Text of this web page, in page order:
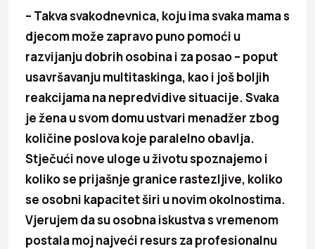
– Takva svakodnevnica, koju ima svaka mama s
djecom može zapravo puno pomoći u
razvijanju dobrih osobina i za posao – poput
usavršavanju multitaskinga, kao i još boljih
reakcijama na nepredvidive situacije. Svaka
je žena u svom domu ustvari menadžer zbog
količine poslova koje paralelno obavlja.
Stječući nove uloge u životu spoznajemo i
koliko se prijašnje granice rastezljive, koliko
se osobni kapacitet širi u novim okolnostima.
Vjerujem da su osobna iskustva s vremenom
postala moj najveći resurs za profesionalnu